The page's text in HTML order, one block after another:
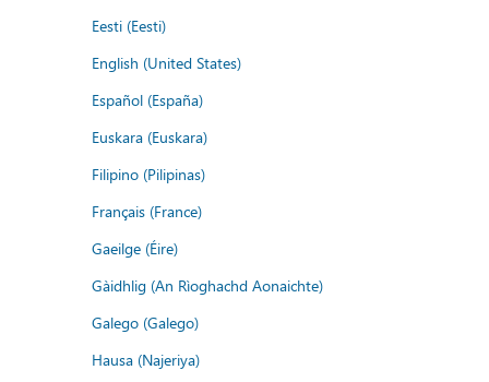
Eesti (Eesti)
English (United States)
Español (España)
Euskara (Euskara)
Filipino (Pilipinas)
Français (France)
Gaeilge (Éire)
Gàidhlig (An Rìoghachd Aonaichte)
Galego (Galego)
Hausa (Najeriya)